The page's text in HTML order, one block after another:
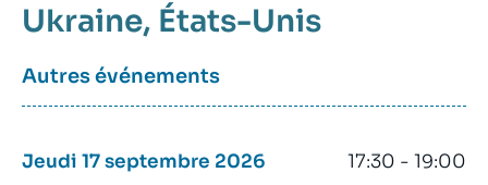
Ukraine États-Unis
Autres événements
Jeudi 17 septembre 2026 17:30 - 19:00